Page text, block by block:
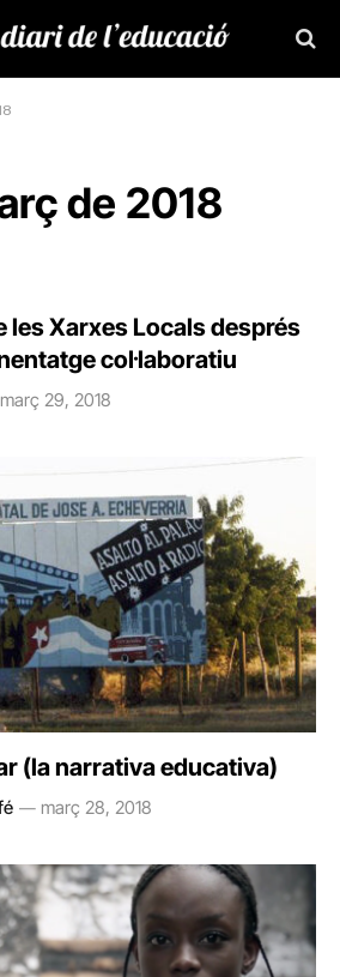
de 2018
les Xarxes Locals després
col·laboratiu
març 29, 2018
(la narrativa educativa)
març 28, 2018